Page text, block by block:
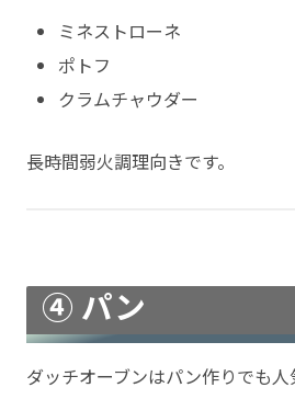
ミネストローネ
ポトフ
クラムチャウダー
長時間弱火調理向きです。
④ パン
ダッチオーブンはパン作りでも人